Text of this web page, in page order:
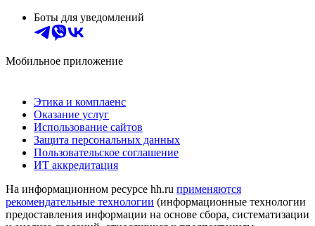
Боты для уведомлений
Мобильное приложение
Этика и комплаенс
Оказание услуг
Использование сайтов
Защита персональных данных
Пользовательское соглашение
ИТ аккредитация
На информационном ресурсе hh.ru применяются
рекомендательные технологии (информационные технологии
предоставления информации на основе сбора, систематизации